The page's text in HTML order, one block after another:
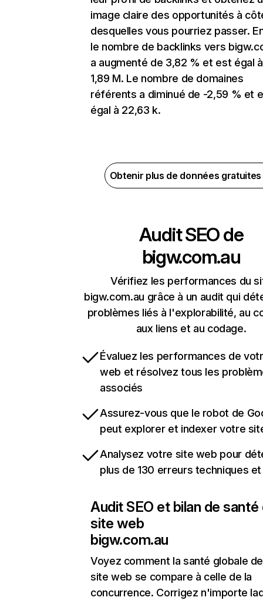
image claire des opportunités à
desquelles vous pourriez passer.
le nombre de backlinks vers
a augmenté de 3,82 % et est égal à
1,89 M. Le nombre de domaines
référents a diminué de -2,59 % et
égal à 22,63 k.
Obtenir plus de données
Audit SEO de
bigw.com.au
Vérifiez les performances du
bigw.com.au grâce à un audit qui
problèmes liés à l'explorabilité, au
aux liens et au codage.
Évaluez les performances de
web et résolvez tous les
associés
Assurez-vous que le robot de
peut explorer et indexer votre
Analysez votre site web pour
plus de 130 erreurs techniques et
Audit SEO et bilan de santé
site web
bigw.com.au
Voyez comment la santé globale
site web se compare à celle de la
concurrence. Corrigez n'importe